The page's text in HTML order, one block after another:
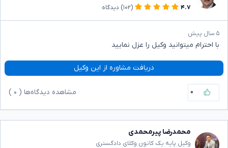
۴.۷
(۱۰۲) دیدگاه
۵ سال پیش
با احترام میتوانید وکیل را عزل نمایید
دریافت مشاوره از این وکیل
۰ مشاهده دیدگاه‌ها ( ۰
محمدرضا پیرمحمدی
وکیل پایه یک کانون وکلای دادگستری